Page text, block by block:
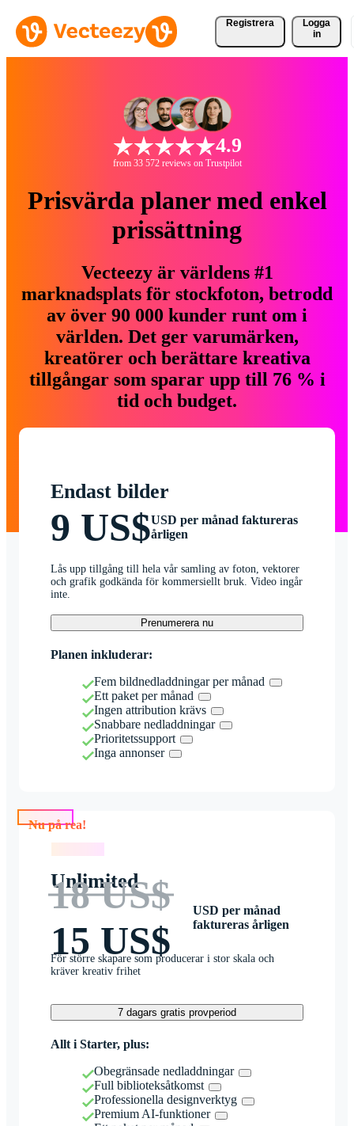
Registrera
Logga
in
4.9
from 33 572 reviews on Trustpilot
Prisvärda planer med enkel
prissättning
Vecteezy är världens #1
marknadsplats för stockfoton, betrodd
av över 90 000 kunder runt om i
världen. Det ger varumärken,
kreatörer och berättare kreativa
tillgångar som sparar upp till 76 % i
tid och budget.
Endast bilder
9 US$USD per månad faktureras
årligen
Lås upp tillgång till hela vår samling av foton, vektorer
och grafik godkända för kommersiellt bruk. Video ingår
inte.
Prenumerera nu
Planen inkluderar:
Fem bildnedladdningar per månad
Ett paket per månad
Ingen attribution krävs
Snabbare nedladdningar
Prioritetssupport
Inga annonser
Nu på rea!
Unlimited
18 US$
15 US$
USD per månad
faktureras årligen
För större skapare som producerar i stor skala och
kräver kreativ frihet
7 dagars gratis provperiod
Allt i Starter, plus:
Obegränsade nedladdningar
Full biblioteksåtkomst
Professionella designverktyg
Premium AI-funktioner